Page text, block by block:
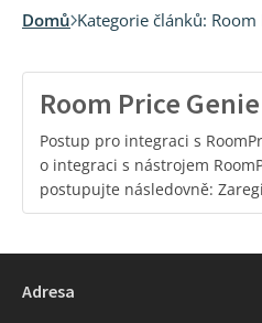
Domů Kategorie článků: Room
Room Price Genie
Postup pro integraci s
o integraci s nástrojem
postupujte následovně:
Adresa